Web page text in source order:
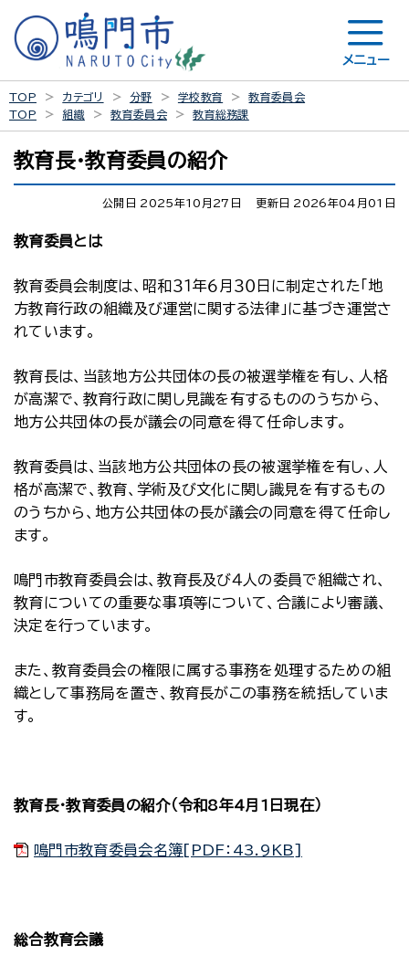
メニュー
TOP カテゴリ 分野 学校教育
教育委員会
TOP
組織 教育委員会 教育総務課
教育長・教育委員の紹介
公開日 2025年10月27日 更新日 2026年04月01日
教育委員とは
教育委員会制度は、昭和３１年６月３０日に制定された「地
方教育行政の組織及び運営に関する法律」に基づき運営さ
れています。
教育長は、当該地方公共団体の長の被選挙権を有し、人格
が高潔で、教育行政に関し見識を有するもののうちから、
地方公共団体の長が議会の同意を得て任命します。
教育委員は、当該地方公共団体の長の被選挙権を有し、人
格が高潔で、教育、学術及び文化に関し識見を有するもの
のうちから、地方公共団体の長が議会の同意を得て任命し
ます。
鳴門市教育委員会は、教育長及び４人の委員で組織され、
教育についての重要な事項等について、合議により審議、
決定を行っています。
また、教育委員会の権限に属する事務を処理するための組
織として事務局を置き、教育長がこの事務を統括していま
す。
教育長・教育委員の紹介（令和8年4月1日現在）
鳴門市教育委員会名簿[PDF：43.9KB]
総合教育会議